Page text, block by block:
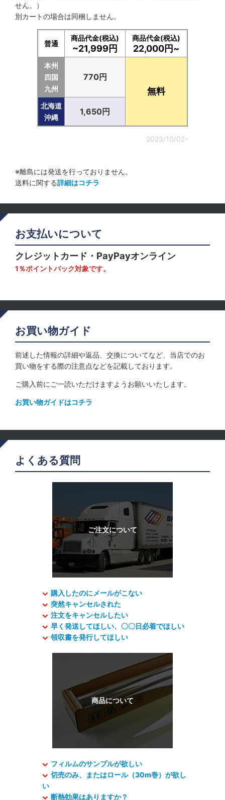
せん。）
別カートの場合は同梱しません。
普通
商品代金(税込)
~21,999円
商品代金(税込)
22,000円~
本州
四国
九州
770円
無料
北海道
沖縄
1,650円
2023/10/02-
※離島には発送を行っておりません。
送料に関する詳細はコチラ
お支払いについて
クレジットカード・PayPayオンライン
1％ポイントバック対象です。
お買い物ガイド
前述した情報の詳細や返品、交換についてなど、当店でのお
買い物をする際の注意点などを記載しております。
ご購入前にご一読いただけますようお願いいたします。
お買い物ガイドはコチラ
よくある質問
購入したのにメールがこない
突然キャンセルされた
注文をキャンセルしたい
早く発送してほしい、〇〇日必着でほしい
領収書を発行してほしい
フィルムのサンプルが欲しい
切売のみ、またはロール（30m巻）が欲し
い
断熱効果はありますか？